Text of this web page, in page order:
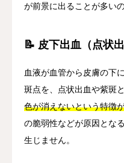
が前景に出ることが多いの
📝 皮下出血（点状
血液が血管から皮膚の下
斑点を、点状出血や紫斑
色が消えないという特徴
の脆弱性などが原因とな
生じません。